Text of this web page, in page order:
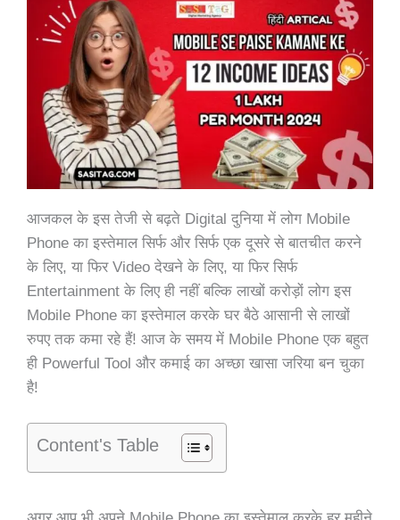
आजकल के इस तेजी से बढ़ते Digital दुनिया में लोग Mobile
Phone का इस्तेमाल सिर्फ और सिर्फ एक दूसरे से बातचीत करने
के लिए, या फिर Video देखने के लिए, या फिर सिर्फ
Entertainment के लिए ही नहीं बल्कि लाखों करोड़ों लोग इस
Mobile Phone का इस्तेमाल करके घर बैठे आसानी से लाखों
रुपए तक कमा रहे हैं! आज के समय में Mobile Phone एक बहुत
ही Powerful Tool और कमाई का अच्छा खासा जरिया बन चुका
है!
Content's Table